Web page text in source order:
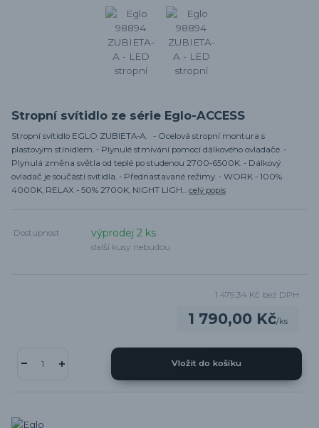
Stropní svítidlo ze série Eglo-ACCESS
Stropní svítidlo EGLO ZUBIETA-A. - Ocelová stropní montura s
plastovým stínidlem. - Plynulé stmívání pomocí dálkového ovladače. -
Plynulá změna světla od teplé po studenou 2700-6500K. - Dálkový
ovladač je součástí svítidla. - Přednastavané režimy. - WORK - 100%
4000K, RELAX - 50% 2700K, NIGHT LIGH... celý popis
Dostupnost výprodej 2 ks
další kusy nebudou
1 790,00 Kč/ks
1 479,34 Kč bez DPH
Vložit do košíku